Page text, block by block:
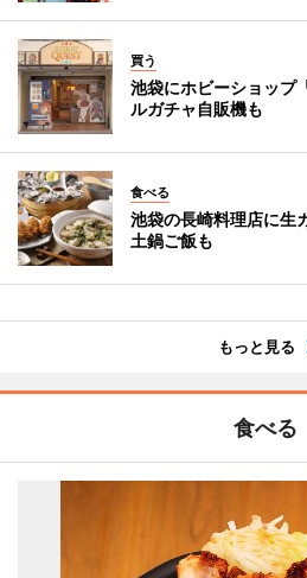
買う
池袋にホビーショッ
ルガチャ自販機も
食べる
池袋の長崎料理店に
土鍋ご飯も
もっと見る
食べる